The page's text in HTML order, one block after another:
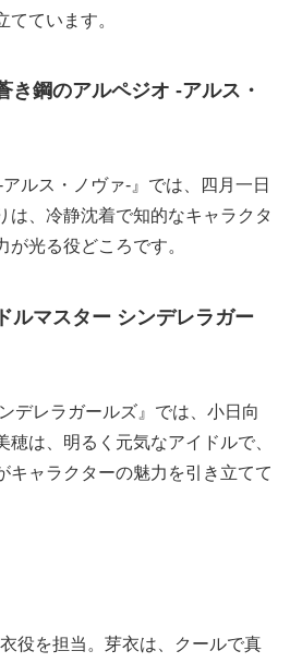
てています。
き鋼のアルペジオ -アルス・
アルス・ノヴァ-』では、四月一日
は、冷静沈着で知的なキャラクタ
光る役どころです。
ルマスター シンデレラガー
デレラガールズ』では、小日向
穂は、明るく元気なアイドルで、
キャラクターの魅力を引き立てて
役を担当。芽衣は、クールで真